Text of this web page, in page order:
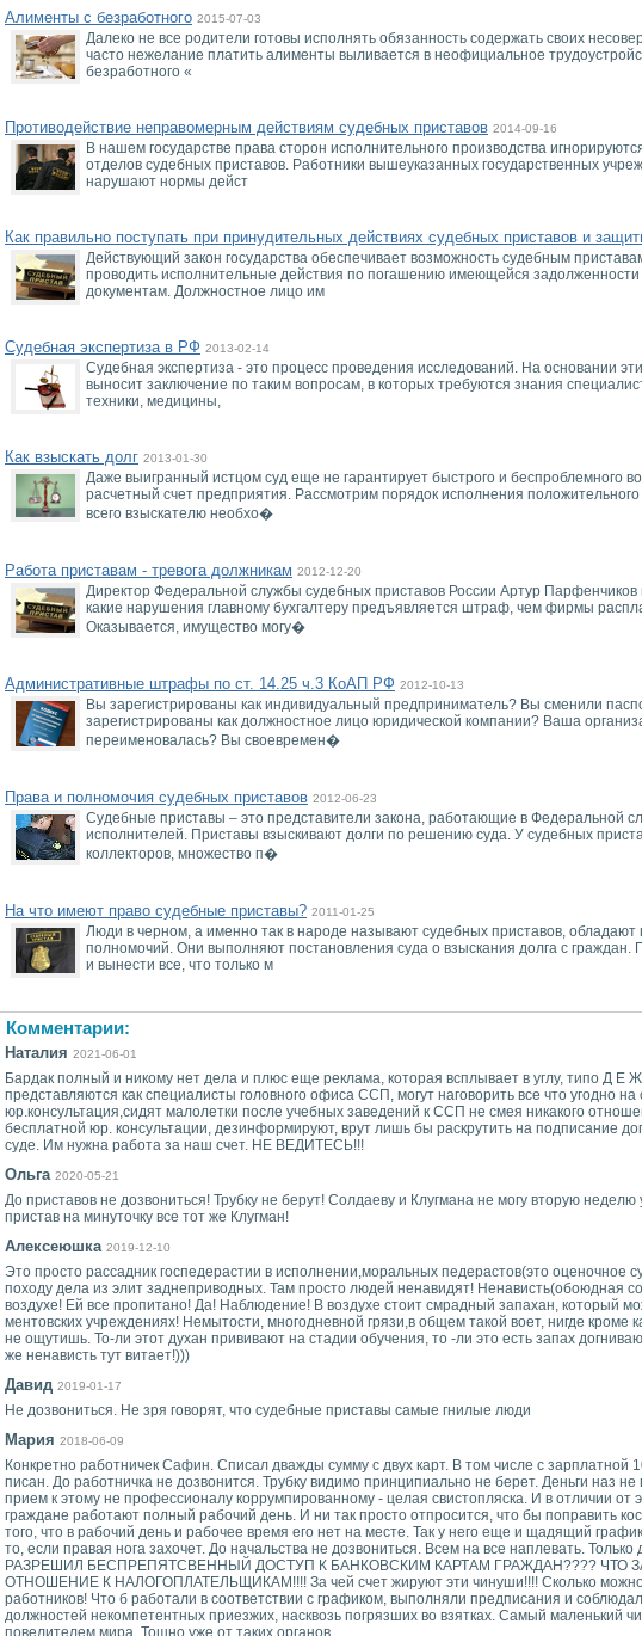
Алименты с безработного 2015-07-03
Далеко не все родители готовы исполнять обязанность содержать своих
часто нежелание платить алименты выливается в неофициальное
безработного «
Противодействие неправомерным действиям судебных приставов 2014-09-16
В нашем государстве права сторон исполнительного производства
отделов судебных приставов. Работники вышеуказанных государственных
нарушают нормы дейст
Как правильно поступать при принудительных действиях судебных приставов и
Действующий закон государства обеспечивает возможность судебным
проводить исполнительные действия по погашению имеющейся
документам. Должностное лицо им
Судебная экспертиза в РФ 2013-02-14
Судебная экспертиза - это процесс проведения исследований. На основании
выносит заключение по таким вопросам, в которых требуются знания
техники, медицины,
Как взыскать долг 2013-01-30
Даже выигранный истцом суд еще не гарантирует быстрого и беспроблемного
расчетный счет предприятия. Рассмотрим порядок исполнения
всего взыскателю необхо�
Работа приставам - тревога должникам 2012-12-20
Директор Федеральной службы судебных приставов России Артур
какие нарушения главному бухгалтеру предъявляется штраф, чем фирмы
Оказывается, имущество могу�
Административные штрафы по ст. 14.25 ч.3 КоАП РФ 2012-10-13
Вы зарегистрированы как индивидуальный предприниматель? Вы сменили
зарегистрированы как должностное лицо юридической компании? Ваша
переименовалась? Вы своевремен�
Права и полномочия судебных приставов 2012-06-23
Судебные приставы – это представители закона, работающие в Федеральной
исполнителей. Приставы взыскивают долги по решению суда. У судебных
коллекторов, множество п�
На что имеют право судебные приставы? 2011-01-25
Люди в черном, а именно так в народе называют судебных приставов, обладают
полномочий. Они выполняют постановления суда о взыскания долга с граждан.
и вынести все, что только м
Комментарии:
Наталия 2021-06-01
Бардак полный и никому нет дела и плюс еще реклама, которая всплывает в углу, типо Д
представляются как специалисты головного офиса ССП, могут наговорить все что угодно
юр.консультация,сидят малолетки после учебных заведений к ССП не смея никакого
бесплатной юр. консультации, дезинформируют, врут лишь бы раскрутить на подписание
суде. Им нужна работа за наш счет. НЕ ВЕДИТЕСЬ!!!
Ольга 2020-05-21
До приставов не дозвониться! Трубку не берут! Солдаеву и Клугмана не могу вторую
пристав на минуточку все тот же Клугман!
Алексеюшка 2019-12-10
Это просто рассадник госпедерастии в исполнении,моральных педерастов(это оценочное
походу дела из элит заднеприводных. Там просто людей ненавидят! Ненависть(обоюдная
воздухе! Ей все пропитано! Да! Наблюдение! В воздухе стоит смрадный запахан, который
ментовских учреждениях! Немытости, многодневной грязи,в общем такой воет, нигде кроме
не ощутишь. То-ли этот духан прививают на стадии обучения, то -ли это есть запах
же ненависть тут витает!)))
Давид 2019-01-17
Не дозвониться. Не зря говорят, что судебные приставы самые гнилые люди
Мария 2018-06-09
Конкретно работничек Сафин. Списал дважды сумму с двух карт. В том числе с зарплатной
писан. До работничка не дозвонится. Трубку видимо принципиально не берет. Деньги наз
прием к этому не профессионалу коррумпированному - целая свистопляска. И в отличии от
граждане работают полный рабочий день. И ни так просто отпросится, что бы поправить
того, что в рабочий день и рабочее время его нет на месте. Так у него еще и щадящий
то, если правая нога захочет. До начальства не дозвониться. Всем на все наплевать.
РАЗРЕШИЛ БЕСПРЕПЯТСВЕННЫЙ ДОСТУП К БАНКОВСКИМ КАРТАМ ГРАЖДАН???? ЧТО
ОТНОШЕНИЕ К НАЛОГОПЛАТЕЛЬЩИКАМ!!!! За чей счет жируют эти чинуши!!!! Сколько можно!
работников! Что б работали в соответствии с графиком, выполняли предписания и
должностей некомпетентных приезжих, насквозь погрязших во взятках. Самый маленький
повелителем мира. Тошно уже от таких органов.